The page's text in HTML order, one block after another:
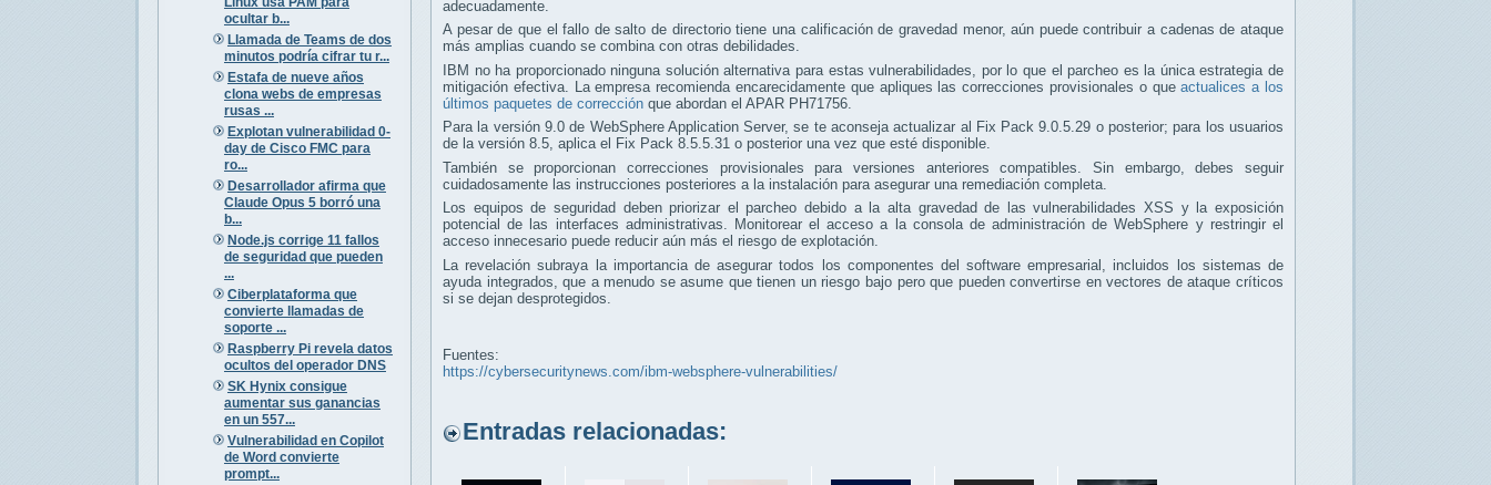
ocultar b...
Llamada de Teams de dos
minutos podría cifrar tu r...
Estafa de nueve años
clona webs de empresas
rusas ...
Explotan vulnerabilidad 0-
day de Cisco FMC para
ro...
Desarrollador afirma que
Claude Opus 5 borró una
b...
Node.js corrige 11 fallos
de seguridad que pueden
...
Ciberplataforma que
convierte llamadas de
soporte ...
Raspberry Pi revela datos
ocultos del operador DNS
SK Hynix consigue
aumentar sus ganancias
en un 557...
Vulnerabilidad en Copilot
de Word convierte
prompt...
adecuadamente.
A pesar de que el fallo de salto de directorio tiene una calificación de gravedad menor, aún puede contribuir a cadenas de ataque
más amplias cuando se combina con otras debilidades.
IBM no ha proporcionado ninguna solución alternativa para estas vulnerabilidades, por lo que el parcheo es la única estrategia de
mitigación efectiva. La empresa recomienda encarecidamente que apliques las correcciones provisionales o queactualices a los
últimos paquetes de corrección que abordan el APAR PH71756.
Para la versión 9.0 de WebSphere Application Server, se te aconseja actualizar al Fix Pack 9.0.5.29 o posterior; para los usuarios
de la versión 8.5, aplica el Fix Pack 8.5.5.31 o posterior una vez que esté disponible.
También se proporcionan correcciones provisionales para versiones anteriores compatibles. Sin embargo, debes seguir
cuidadosamente las instrucciones posteriores a la instalación para asegurar una remediación completa.
Los equipos de seguridad deben priorizar el parcheo debido a la alta gravedad de las vulnerabilidades XSS y la exposición
potencial de las interfaces administrativas. Monitorear el acceso a la consola de administración de WebSphere y restringir el
acceso innecesario puede reducir aún más el riesgo de explotación.
La revelación subraya la importancia de asegurar todos los componentes del software empresarial, incluidos los sistemas de
ayuda integrados, que a menudo se asume que tienen un riesgo bajo pero que pueden convertirse en vectores de ataque críticos
si se dejan desprotegidos.
Fuentes:
https://cybersecuritynews.com/ibm-websphere-vulnerabilities/
Entradas relacionadas: